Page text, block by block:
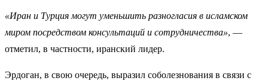
«Иран и Турция могут уменьшить разногласия в исламском
миром посредством консультаций и сотрудничества», —
отметил, в частности, иранский лидер.
Эрдоган, в свою очередь, выразил соболезнования в связи с